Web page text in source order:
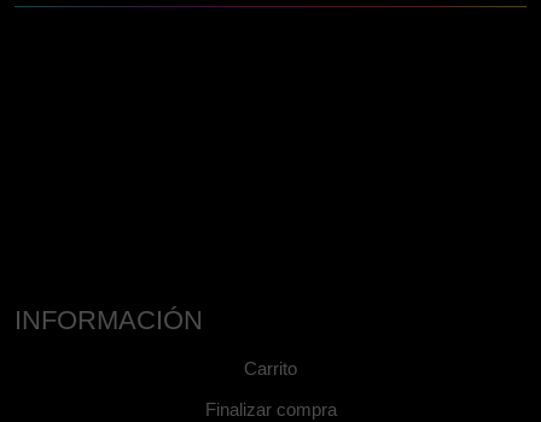
INFORMACIÓN
Carrito
Finalizar compra